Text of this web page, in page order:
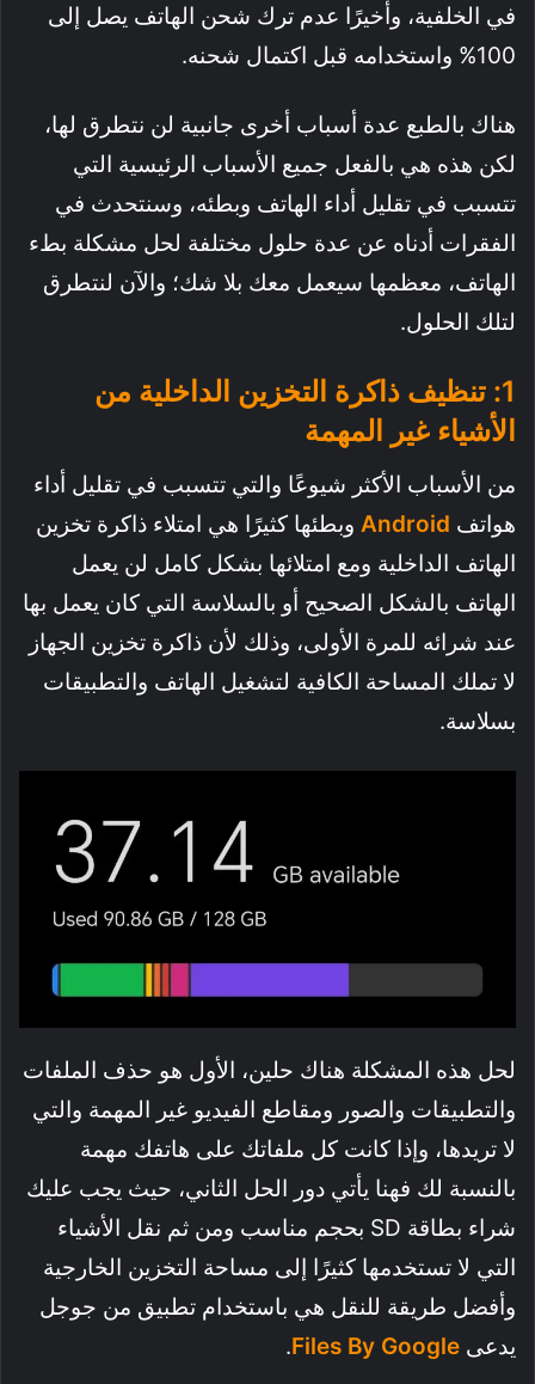
في الخلفية، وأخيرًا عدم ترك شحن الهاتف يصل إلى
100% واستخدامه قبل اكتمال شحنه.
هناك بالطبع عدة أسباب أخرى جانبية لن نتطرق لها،
لكن هذه هي بالفعل جميع الأسباب الرئيسية التي
تتسبب في تقليل أداء الهاتف وبطئه، وسنتحدث في
الفقرات أدناه عن عدة حلول مختلفة لحل مشكلة بطء
الهاتف، معظمها سيعمل معك بلا شك؛ والآن لنتطرق
لتلك الحلول.
1: تنظيف ذاكرة التخزين الداخلية من
الأشياء غير المهمة
من الأسباب الأكثر شيوعًا والتي تتسبب في تقليل أداء
هواتف Android وبطئها كثيرًا هي امتلاء ذاكرة تخزين
الهاتف الداخلية ومع امتلائها بشكل كامل لن يعمل
الهاتف بالشكل الصحيح أو بالسلاسة التي كان يعمل بها
عند شرائه للمرة الأولى، وذلك لأن ذاكرة تخزين الجهاز
لا تملك المساحة الكافية لتشغيل الهاتف والتطبيقات
بسلاسة.
لحل هذه المشكلة هناك حلين، الأول هو حذف الملفات
والتطبيقات والصور ومقاطع الفيديو غير المهمة والتي
لا تريدها، وإذا كانت كل ملفاتك على هاتفك مهمة
بالنسبة لك فهنا يأتي دور الحل الثاني، حيث يجب عليك
شراء بطاقة SD بحجم مناسب ومن ثم نقل الأشياء
التي لا تستخدمها كثيرًا إلى مساحة التخزين الخارجية
وأفضل طريقة للنقل هي باستخدام تطبيق من جوجل
يدعى Files By Google
.